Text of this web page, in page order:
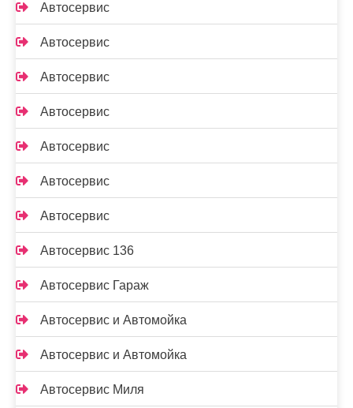
Автосервис
Автосервис
Автосервис
Автосервис
Автосервис
Автосервис
Автосервис
Автосервис 136
Автосервис Гараж
Автосервис и Автомойка
Автосервис и Автомойка
Автосервис Миля